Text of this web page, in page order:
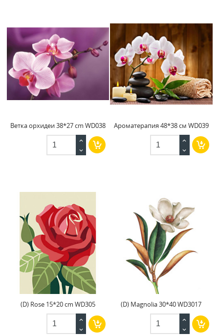
Ветка орхидеи 38*27 cm WD038 Ароматерапия 48*38 см WD039
(D) Rose 15*20 cm WD305 (D) Magnolia 30*40 WD3017